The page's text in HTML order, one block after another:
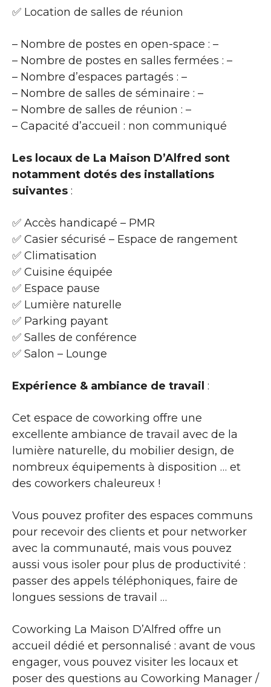
✅ Location de salles de réunion
– Nombre de postes en open-space : –
– Nombre de postes en salles fermées : –
– Nombre d’espaces partagés : –
– Nombre de salles de séminaire : –
– Nombre de salles de réunion : –
– Capacité d’accueil : non communiqué
Les locaux de La Maison D’Alfred sont
notamment dotés des installations
suivantes :
✅ Accès handicapé – PMR
✅ Casier sécurisé – Espace de rangement
✅ Climatisation
✅ Cuisine équipée
✅ Espace pause
✅ Lumière naturelle
✅ Parking payant
✅ Salles de conférence
✅ Salon – Lounge
Expérience & ambiance de travail :
Cet espace de coworking offre une
excellente ambiance de travail avec de la
lumière naturelle, du mobilier design, de
nombreux équipements à disposition … et
des coworkers chaleureux !
Vous pouvez profiter des espaces communs
pour recevoir des clients et pour networker
avec la communauté, mais vous pouvez
aussi vous isoler pour plus de productivité :
passer des appels téléphoniques, faire de
longues sessions de travail …
Coworking La Maison D’Alfred offre un
accueil dédié et personnalisé : avant de vous
engager, vous pouvez visiter les locaux et
poser des questions au Coworking Manager /